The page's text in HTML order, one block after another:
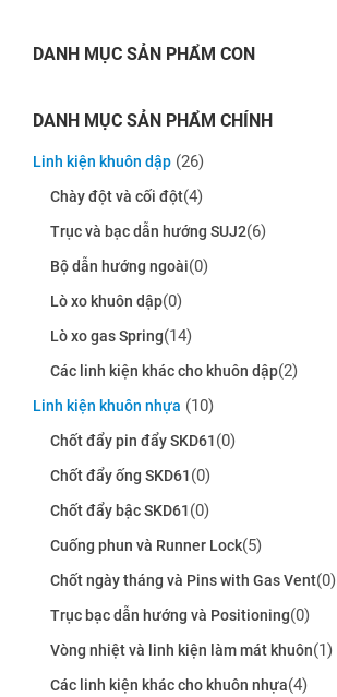
DANH MỤC SẢN PHẨM CON
DANH MỤC SẢN PHẨM CHÍNH
Linh kiện khuôn dập (26)
Chày đột và cối đột(4)
Trục và bạc dẫn hướng SUJ2(6)
Bộ dẫn hướng ngoài(0)
Lò xo khuôn dập(0)
Lò xo gas Spring(14)
Các linh kiện khác cho khuôn dập(2)
Linh kiện khuôn nhựa (10)
Chốt đẩy pin đẩy SKD61(0)
Chốt đẩy ống SKD61(0)
Chốt đẩy bậc SKD61(0)
Cuống phun và Runner Lock(5)
Chốt ngày tháng và Pins with Gas Vent(0)
Trục bạc dẫn hướng và Positioning(0)
Vòng nhiệt và linh kiện làm mát khuôn(1)
Các linh kiện khác cho khuôn nhựa(4)